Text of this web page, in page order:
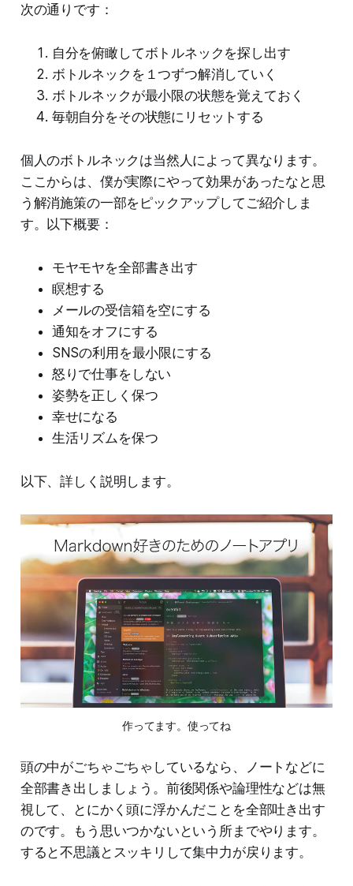
次の通りです：
自分を俯瞰してボトルネックを探し出す
ボトルネックを１つずつ解消していく
ボトルネックが最小限の状態を覚えておく
毎朝自分をその状態にリセットする
個人のボトルネックは当然人によって異なります。
ここからは、僕が実際にやって効果があったなと思
う解消施策の一部をピックアップしてご紹介しま
す。以下概要：
モヤモヤを全部書き出す
瞑想する
メールの受信箱を空にする
通知をオフにする
SNSの利用を最小限にする
怒りで仕事をしない
姿勢を正しく保つ
幸せになる
生活リズムを保つ
以下、詳しく説明します。
作ってます。使ってね
頭の中がごちゃごちゃしているなら、ノートなどに
全部書き出しましょう。前後関係や論理性などは無
視して、とにかく頭に浮かんだことを全部吐き出す
のです。もう思いつかないという所までやります。
すると不思議とスッキリして集中力が戻ります。